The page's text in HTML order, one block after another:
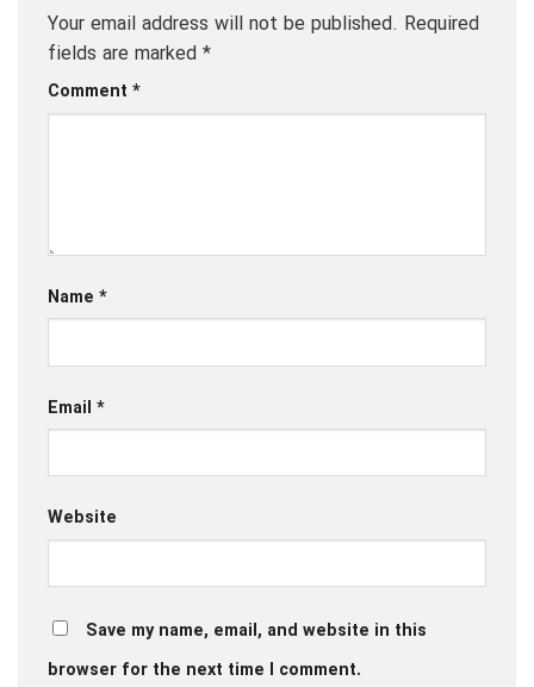
Your email address will not be published. Required
fields are marked *
Comment *
Name *
Email *
Website
Save my name, email, and website in this
browser for the next time I comment.